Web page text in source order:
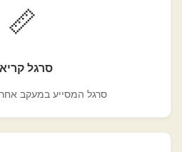
📏
סרגל
סרגל המסייע במעקב